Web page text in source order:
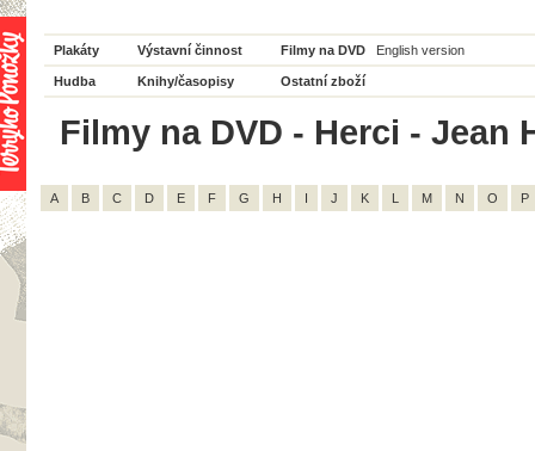
Plakáty Výstavní činnost Filmy na DVD English version
Hudba Knihy/časopisy Ostatní zboží
Filmy na DVD - Herci - Jean
A B C D E F G H I J K L M N O P